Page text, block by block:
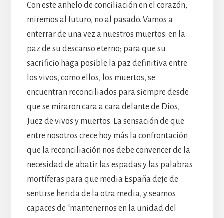
Con este anhelo de conciliación en el corazón,
miremos al futuro, no al pasado. Vamos a
enterrar de una vez a nuestros muertos: en la
paz de su descanso eterno; para que su
sacrificio haga posible la paz definitiva entre
los vivos, como ellos, los muertos, se
encuentran reconciliados para siempre desde
que se miraron cara a cara delante de Dios,
Juez de vivos y muertos. La sensación de que
entre nosotros crece hoy más la confrontación
que la reconciliación nos debe convencer de la
necesidad de abatir las espadas y las palabras
mortíferas para que media España deje de
sentirse herida de la otra media, y seamos
capaces de “mantenernos en la unidad del